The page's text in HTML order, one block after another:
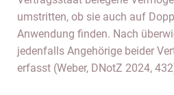
umstritten, ob sie auch auf
Anwendung finden. Nach
jedenfalls Angehörige beider
erfasst (Weber, DNotZ 2024,